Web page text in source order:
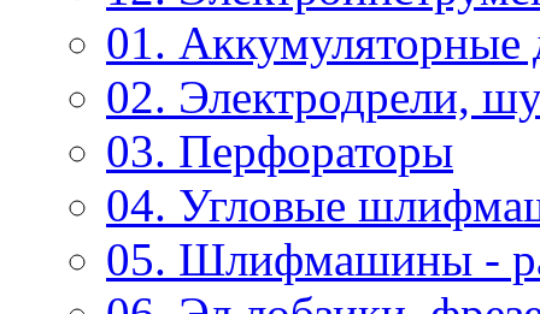
01. Аккумуляторные
02. Электродрели,
03. Перфораторы
04. Угловые
05. Шлифмашины -